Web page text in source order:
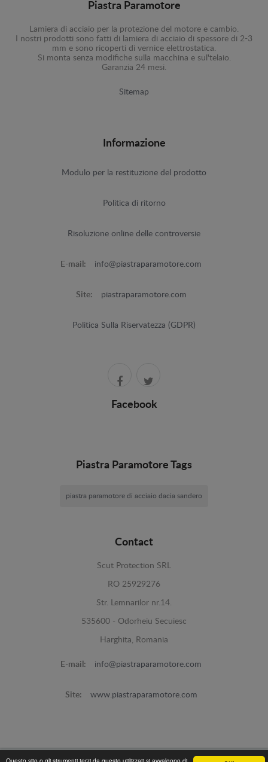
Piastra Paramotore
Lamiera di acciaio per la protezione del motore e cambio.
I nostri prodotti sono fatti di lamiera di acciaio di spessore di 2-3
mm e sono ricoperti di vernice elettrostatica.
Si monta senza modifiche sulla macchina e sul'telaio.
Garanzia 24 mesi.
Sitemap
Informazione
Modulo per la restituzione del prodotto
Politica di ritorno
Risoluzione online delle controversie
E-mail: info@piastraparamotore.com
Site: piastraparamotore.com
Politica Sulla Riservatezza (GDPR)
Facebook
Piastra Paramotore Tags
piastra paramotore di acciaio dacia sandero
Contact
Scut Protection SRL
RO 25929276
Str. Lemnarilor nr.14.
535600 - Odorheiu Secuiesc
Harghita, Romania
E-mail: info@piastraparamotore.com
Site: www.piastraparamotore.com